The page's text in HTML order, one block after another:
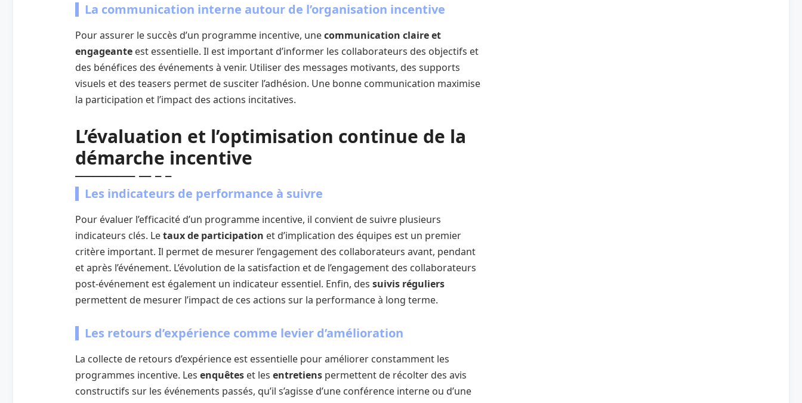
La communication interne autour de l’organisation incentive
Pour assurer le succès d’un programme incentive, unecommunication claire et
engageante est essentielle. Il est important d’informer les collaborateurs des objectifs et
des bénéfices des événements à venir. Utiliser des messages motivants, des supports
visuels et des teasers permet de susciter l’adhésion. Une bonne communication maximise
la participation et l’impact des actions incitatives.
L’évaluation et l’optimisation continue de la
démarche incentive
Les indicateurs de performance à suivre
Pour évaluer l’efficacité d’un programme incentive, il convient de suivre plusieurs
indicateurs clés. Letaux de participation et d’implication des équipes est un premier
critère important. Il permet de mesurer l’engagement des collaborateurs avant, pendant
et après l’événement. L’évolution de la satisfaction et de l’engagement des collaborateurs
post-événement est également un indicateur essentiel. Enfin, des suivis réguliers
permettent de mesurer l’impact de ces actions sur la performance à long terme.
Les retours d’expérience comme levier d’amélioration
La collecte de retours d’expérience est essentielle pour améliorer constamment les
programmes incentive. Les enquêtes et les entretiens permettent de récolter des avis
constructifs sur les événements passés, qu’il s’agisse d’une conférence interne ou d’une